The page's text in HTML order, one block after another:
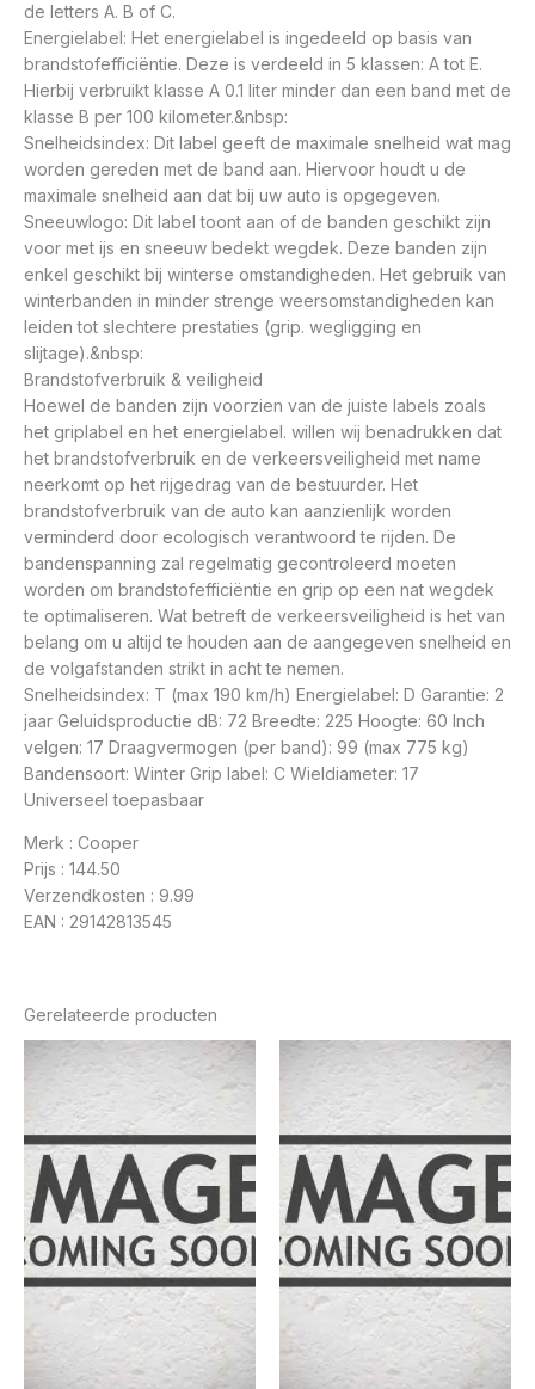
de letters A. B of C.
Energielabel: Het energielabel is ingedeeld op basis van
brandstofefficiëntie. Deze is verdeeld in 5 klassen: A tot E.
Hierbij verbruikt klasse A 0.1 liter minder dan een band met de
klasse B per 100 kilometer.&nbsp:
Snelheidsindex: Dit label geeft de maximale snelheid wat mag
worden gereden met de band aan. Hiervoor houdt u de
maximale snelheid aan dat bij uw auto is opgegeven.
Sneeuwlogo: Dit label toont aan of de banden geschikt zijn
voor met ijs en sneeuw bedekt wegdek. Deze banden zijn
enkel geschikt bij winterse omstandigheden. Het gebruik van
winterbanden in minder strenge weersomstandigheden kan
leiden tot slechtere prestaties (grip. wegligging en
slijtage).&nbsp:
Brandstofverbruik & veiligheid
Hoewel de banden zijn voorzien van de juiste labels zoals
het griplabel en het energielabel. willen wij benadrukken dat
het brandstofverbruik en de verkeersveiligheid met name
neerkomt op het rijgedrag van de bestuurder. Het
brandstofverbruik van de auto kan aanzienlijk worden
verminderd door ecologisch verantwoord te rijden. De
bandenspanning zal regelmatig gecontroleerd moeten
worden om brandstofefficiëntie en grip op een nat wegdek
te optimaliseren. Wat betreft de verkeersveiligheid is het van
belang om u altijd te houden aan de aangegeven snelheid en
de volgafstanden strikt in acht te nemen.
Snelheidsindex: T (max 190 km/h) Energielabel: D Garantie: 2
jaar Geluidsproductie dB: 72 Breedte: 225 Hoogte: 60 Inch
velgen: 17 Draagvermogen (per band): 99 (max 775 kg)
Bandensoort: Winter Grip label: C Wieldiameter: 17
Universeel toepasbaar
Merk : Cooper
Prijs : 144.50
Verzendkosten : 9.99
EAN : 29142813545
Gerelateerde producten